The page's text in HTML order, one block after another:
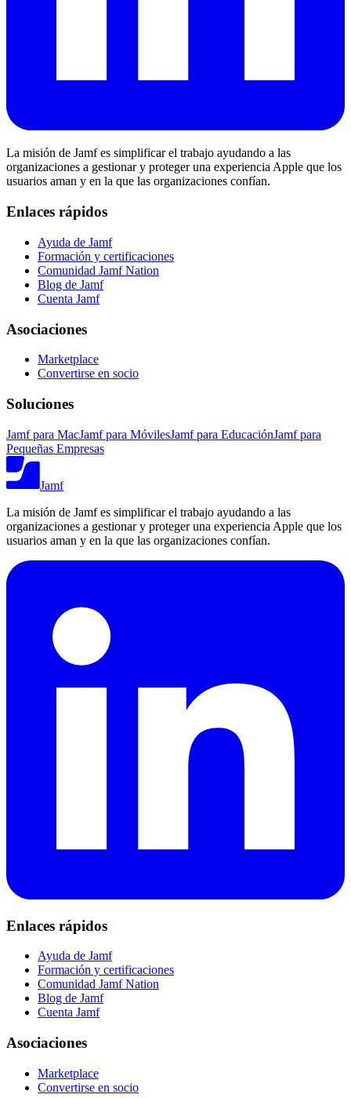
La misión de Jamf es simplificar el trabajo ayudando a las
organizaciones a gestionar y proteger una experiencia Apple que los
usuarios aman y en la que las organizaciones confían.
Enlaces rápidos
Ayuda de Jamf
Formación y certificaciones
Comunidad Jamf Nation
Blog de Jamf
Cuenta Jamf
Asociaciones
Marketplace
Convertirse en socio
Soluciones
Jamf para MacJamf para MóvilesJamf para EducaciónJamf para
Pequeñas Empresas
Jamf
La misión de Jamf es simplificar el trabajo ayudando a las
organizaciones a gestionar y proteger una experiencia Apple que los
usuarios aman y en la que las organizaciones confían.
Enlaces rápidos
Ayuda de Jamf
Formación y certificaciones
Comunidad Jamf Nation
Blog de Jamf
Cuenta Jamf
Asociaciones
Marketplace
Convertirse en socio